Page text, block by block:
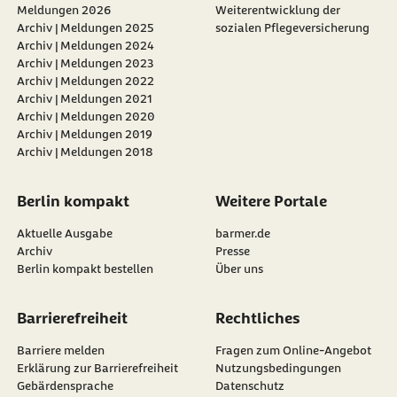
und Versorgungsmanagement der Krankenkassen
Patienten agieren können. Versicherten muss
ermöglicht werden, auf Wunsch ihre Daten für die
Forschung zur Verfügung zu stellen.
Meldungen 2026
Archiv | Meldungen 2025
Archiv | Meldungen 2024
Archiv | Meldungen 2023
Archiv | Meldungen 2022
Archiv | Meldungen 2021
Archiv | Meldungen 2020
Archiv | Meldungen 2019
Archiv | Meldungen 2018
Weiterentwicklung der
sozialen Pflegeversicherung
Berlin kompakt
Aktuelle Ausgabe
Archiv
Berlin kompakt bestellen
Weitere Portale
barmer.de
Presse
Über uns
Barrierefreiheit
Barriere melden
Erklärung zur Barrierefreiheit
Gebärdensprache
Rechtliches
Fragen zum Online-Angebot
Nutzungsbedingungen
Datenschutz